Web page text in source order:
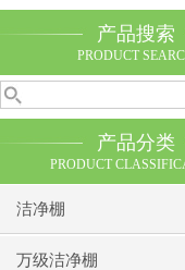
产品搜索
PRODUCT
产品分类
PRODUCT
洁净棚
万级洁净棚